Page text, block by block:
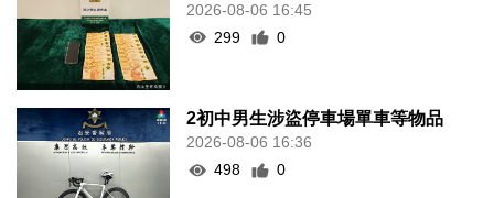
2026-08-06 16:45
299
0
2初中男生涉盜停車場單車等物品
2026-08-06 16:36
498
0